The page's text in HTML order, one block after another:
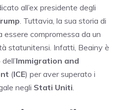
all’ex presidente degli
. Tuttavia, la sua storia di
essere compromessa da un
statunitensi. Infatti, Beainy è
Immigration and
(ICE) per aver superato i
negli Stati Uniti